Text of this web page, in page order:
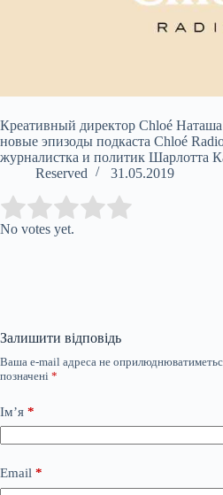
Креативный директор Chloé
новые эпизоды подкаста Chloé
журналистка и политик Шарлотта
Reserved
31.05.2019
Rate this item:
No votes yet.
Залишити відповідь
Ваша e-mail адреса не
позначені *
Ім’я *
Email *